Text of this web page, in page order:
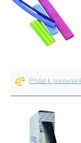
Přidat k porovnání